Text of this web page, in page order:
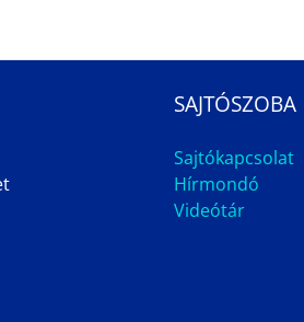
SAJTÓSZOBA
Sajtókapcsolat
Hírmondó
Videótár